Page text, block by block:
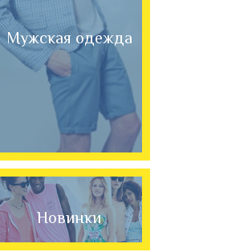
Мужская одежда
Новинки